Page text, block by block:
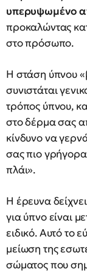
υπερυψωμένο
προκαλώντας
στο πρόσωπο.
Η στάση ύπνου
συνιστάται
τρόπος ύπνου,
στο δέρμα σας
κίνδυνο να
σας πιο
πλάι».
Η έρευνα
για ύπνο είναι
ειδικό. Αυτό το
μείωση της
σώματος που